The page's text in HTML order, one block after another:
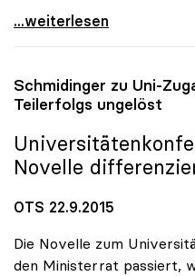
uniko zur FPÖ-Anfrage:
...weiterlesen
Schmidinger zu Uni-
Teilerfolgs ungelöst
Novelle
OTS 22.9.2015
Die Novelle zum
den Ministerrat passiert,